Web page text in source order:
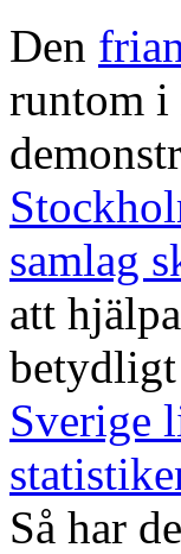
Den
runtom i
samlag
att
Sverige
Så har